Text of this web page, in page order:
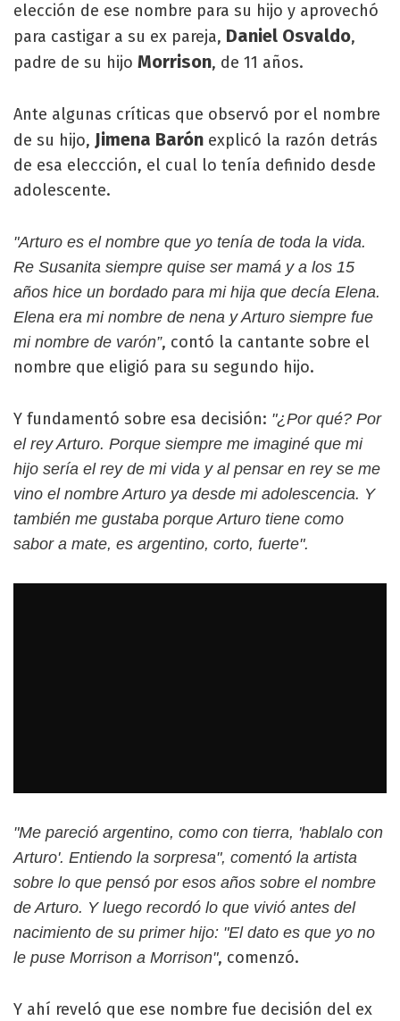
elección de ese nombre para su hijo y aprovechó
para castigar a su ex pareja, Daniel Osvaldo,
padre de su hijo Morrison, de 11 años.
Ante algunas críticas que observó por el nombre
de su hijo, Jimena Barón explicó la razón detrás
de esa eleccción, el cual lo tenía definido desde
adolescente.
"Arturo es el nombre que yo tenía de toda la vida.
Re Susanita siempre quise ser mamá y a los 15
años hice un bordado para mi hija que decía Elena.
Elena era mi nombre de nena y Arturo siempre fue
mi nombre de varón”, contó la cantante sobre el
nombre que eligió para su segundo hijo.
Y fundamentó sobre esa decisión: "¿Por qué? Por
el rey Arturo. Porque siempre me imaginé que mi
hijo sería el rey de mi vida y al pensar en rey se me
vino el nombre Arturo ya desde mi adolescencia. Y
también me gustaba porque Arturo tiene como
sabor a mate, es argentino, corto, fuerte".
"Me pareció argentino, como con tierra, 'hablalo con
Arturo'. Entiendo la sorpresa", comentó la artista
sobre lo que pensó por esos años sobre el nombre
de Arturo. Y luego recordó lo que vivió antes del
nacimiento de su primer hijo: "El dato es que yo no
le puse Morrison a Morrison", comenzó.
Y ahí reveló que ese nombre fue decisión del ex